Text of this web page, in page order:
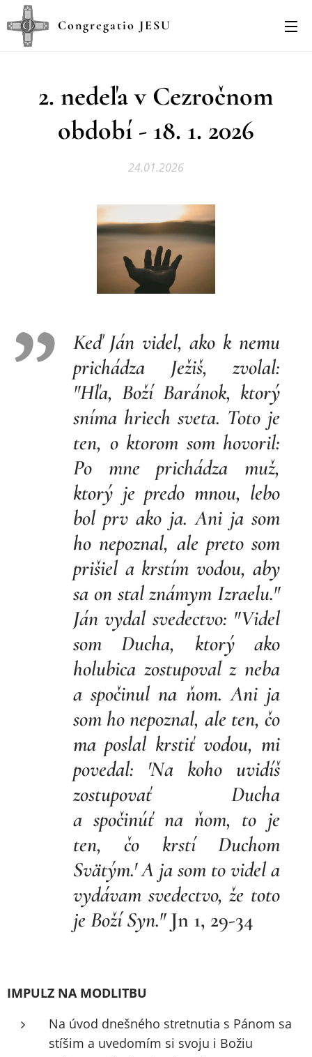
Congregatio JESU
2. nedeľa v Cezročnom
období - 18. 1. 2026
24.01.2026
Keď Ján videl, ako k nemu
prichádza Ježiš, zvolal:
"Hľa, Boží Baránok, ktorý
sníma hriech sveta. Toto je
ten, o ktorom som hovoril:
Po mne prichádza muž,
ktorý je predo mnou, lebo
bol prv ako ja. Ani ja som
ho nepoznal, ale preto som
prišiel a krstím vodou, aby
sa on stal známym Izraelu."
Ján vydal svedectvo: "Videl
som Ducha, ktorý ako
holubica zostupoval z neba
a spočinul na ňom. Ani ja
som ho nepoznal, ale ten, čo
ma poslal krstiť vodou, mi
povedal: 'Na koho uvidíš
zostupovať Ducha
a spočinúť na ňom, to je
ten, čo krstí Duchom
Svätým.' A ja som to videl a
vydávam svedectvo, že toto
je Boží Syn."Jn 1, 29-34
IMPULZ NA MODLITBU
Na úvod dnešného stretnutia s Pánom sa
stíšim a uvedomím si svoju i Božiu